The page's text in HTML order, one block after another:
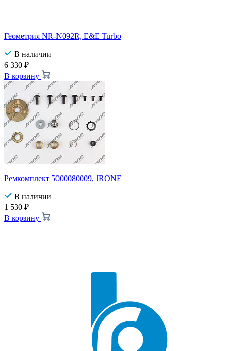
Геометрия NR-N092R, E&E Turbo
В наличии
6 330 ₽
В корзину
Ремкомплект 5000080009, JRONE
В наличии
1 530 ₽
В корзину